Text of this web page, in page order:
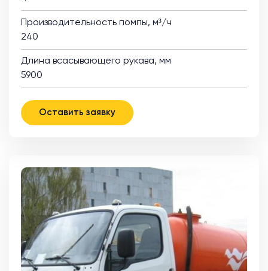
Производительность помпы, м³/ч
240
Длина всасывающего рукава, мм
5900
Оставить заявку